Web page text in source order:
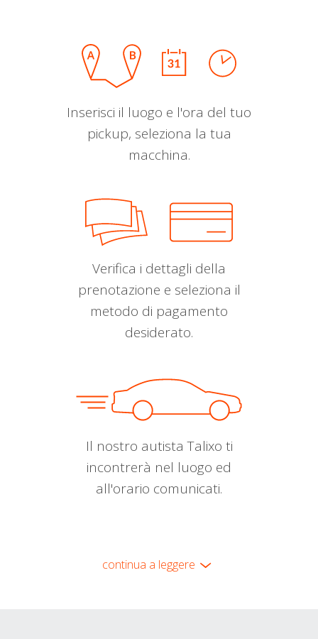
Inserisci il luogo e l'ora del tuo
pickup, seleziona la tua
macchina.
Verifica i dettagli della
prenotazione e seleziona il
metodo di pagamento
desiderato.
Il nostro autista Talixo ti
incontrerà nel luogo ed
all'orario comunicati.
continua a leggere